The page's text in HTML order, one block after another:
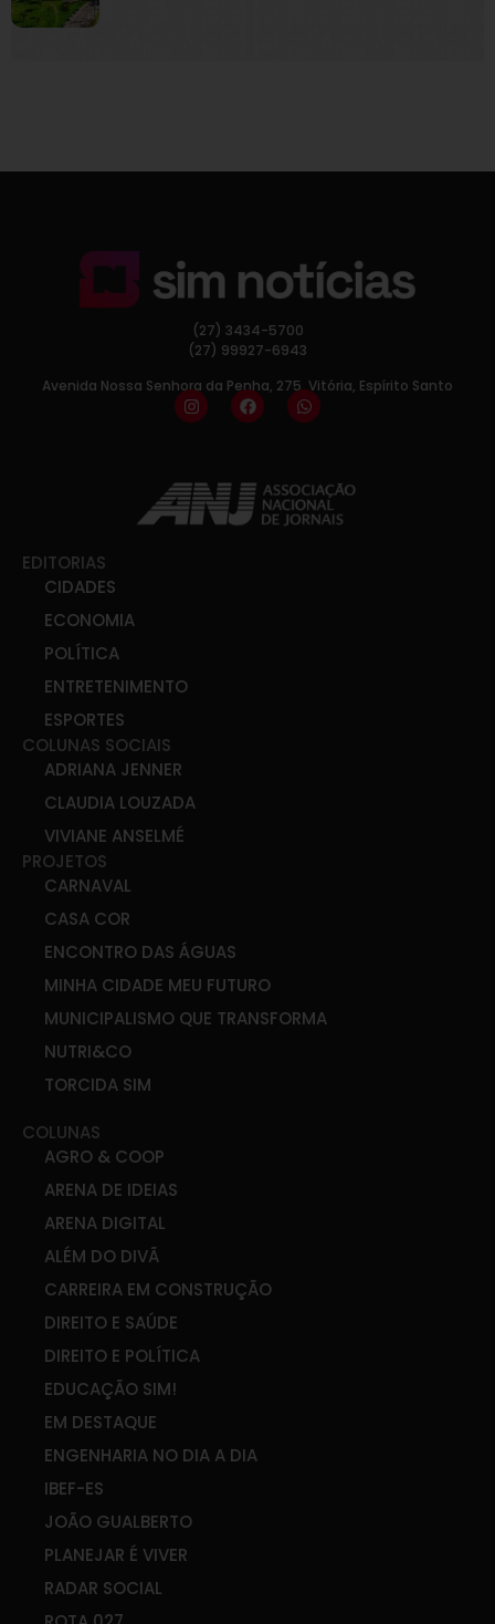
(27) 3434-5700
(27) 99927-6943
Avenida Nossa Senhora da Penha, 275, Vitória, Espírito Santo
EDITORIAS
CIDADES
ECONOMIA
POLÍTICA
ENTRETENIMENTO
ESPORTES
COLUNAS SOCIAIS
ADRIANA JENNER
CLAUDIA LOUZADA
VIVIANE ANSELMÉ
PROJETOS
CARNAVAL
CASA COR
ENCONTRO DAS ÁGUAS
MINHA CIDADE MEU FUTURO
MUNICIPALISMO QUE TRANSFORMA
NUTRI&CO
TORCIDA SIM
COLUNAS
AGRO & COOP
ARENA DE IDEIAS
ARENA DIGITAL
ALÉM DO DIVÃ
CARREIRA EM CONSTRUÇÃO
DIREITO E SAÚDE
DIREITO E POLÍTICA
EDUCAÇÃO SIM!
EM DESTAQUE
ENGENHARIA NO DIA A DIA
IBEF-ES
JOÃO GUALBERTO
PLANEJAR É VIVER
RADAR SOCIAL